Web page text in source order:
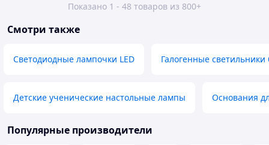
Показано 1 - 48 товаров из 800+
Смотри также
Светодиодные лампочки LED Галогенные светильники
Детские ученические настольные лампы Основания
Популярные производители